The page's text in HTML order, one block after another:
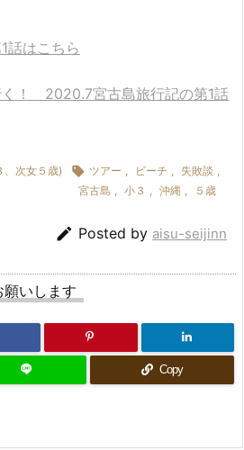
話はこちら
く！ 2020.7宮古島旅行記の第1話
、次女５歳)  ツアー ビーチ 失敗談
宮古島
小３ 沖縄 ５歳
 Posted by aisu-seijinn
願いします
Copy